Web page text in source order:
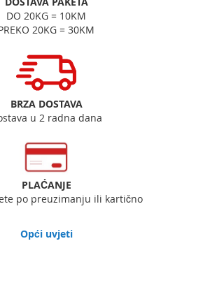
DO 20KG = 10KM
20KG = 30KM
BRZA DOSTAVA
u 2 radna dana
PLAĆANJE
po preuzimanju ili kartično
Opći uvjeti